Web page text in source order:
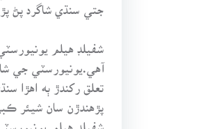
جتي سنڌي شاگرد پڻ
شفيلڊ هيلم
آهي.يونيورسٽي جي
تعلق رکندڙ ٻه اهڙا
پڙهندڙن سان شيئر
شفيلڊ هيلم